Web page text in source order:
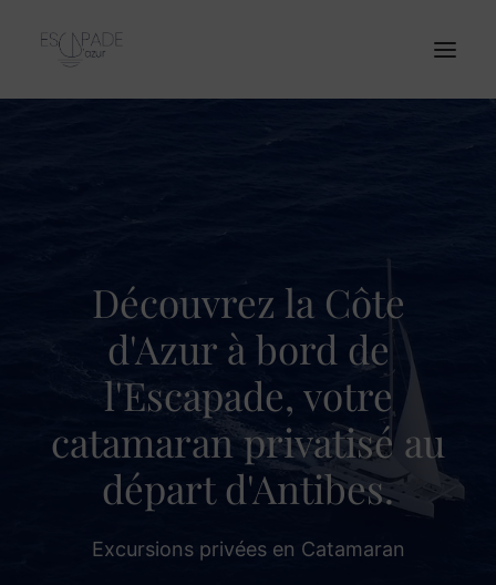
RÉSERVATION
Découvrez la Côte
d'Azur à bord de
l'Escapade, votre
catamaran privatisé au
départ d'Antibes.
Excursions privées en Catamaran